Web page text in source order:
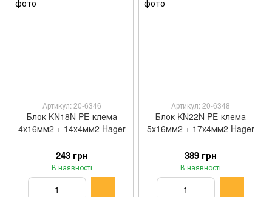
Артикул: 20-6346
Блок KN18N PE-клема
4x16мм2 + 14x4мм2 Hager
243 грн
В наявності
Артикул: 20-6348
Блок KN22N PE-клема
5x16мм2 + 17x4мм2 Hager
389 грн
В наявності